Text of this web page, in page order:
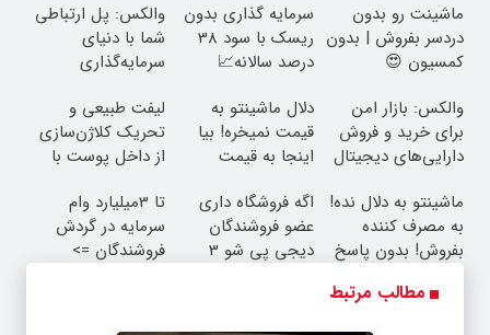
ماشینت رو بدون
دردسر بفروش | بدون
کمسیون 😍
سرمایه گذاری بدون
ریسک با سود 38
درصد سالانه📈
والکس: پل ارتباطی
شما با دنیای
سرمایه‌گذاری
والکس: بازار امن
برای خرید و فروش
دارایی‌های دیجیتال
دلال ماشینتو به
قیمت نمیخره! بیا
اینجا به قیمت
واقعی*
لیفت طبیعی و
تحریک کلاژن‌سازی
از داخل پوست با
جوان شو
ماشینتو به دلال نده!
به مصرف کننده
بفروش! بدون پاسخ
اگه فروشگاه داری
عضو فروشندگان
دیجی پی شو 3
تا 3میلیارد وام
سرمایه در گردش
فروشندگان =>
مطالب مرتبط